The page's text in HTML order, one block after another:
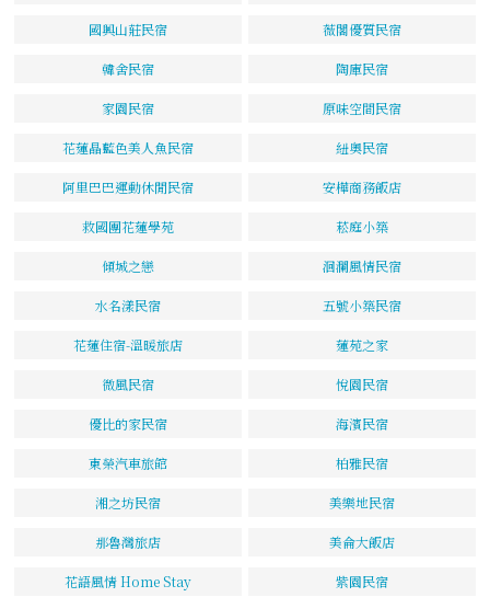
國興山莊民宿 薇閣優質民宿
韓舍民宿 陶庫民宿
家園民宿 原味空間民宿
花蓮晶藍色美人魚民宿 紐奧民宿
阿里巴巴運動休閒民宿 安樺商務飯店
救國團花蓮學苑 菘庭小築
傾城之戀 洄瀾風情民宿
水名漾民宿 五號小築民宿
花蓮住宿-溫暖旅店 蓮苑之家
微風民宿 悅園民宿
優比的家民宿 海濱民宿
東榮汽車旅館 柏雅民宿
湘之坊民宿 美樂地民宿
那魯灣旅店 美侖大飯店
花語風情 Home Stay 紫園民宿